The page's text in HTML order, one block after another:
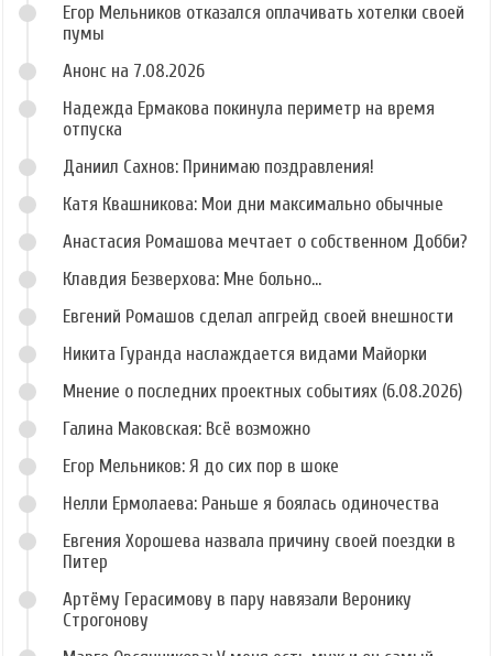
Егор Мельников отказался оплачивать хотелки своей
пумы
Анонс на 7.08.2026
Надежда Ермакова покинула периметр на время
отпуска
Даниил Сахнов: Принимаю поздравления!
Катя Квашникова: Мои дни максимально обычные
Анастасия Ромашова мечтает о собственном Добби?
Клавдия Безверхова: Мне больно...
Евгений Ромашов сделал апгрейд своей внешности
Никита Гуранда наслаждается видами Майорки
Мнение о последних проектных событиях (6.08.2026)
Галина Маковская: Всё возможно
Егор Мельников: Я до сих пор в шоке
Нелли Ермолаева: Раньше я боялась одиночества
Евгения Хорошева назвала причину своей поездки в
Питер
Артёму Герасимову в пару навязали Веронику
Строгонову